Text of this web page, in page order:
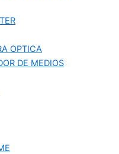
OPTICA
DE MEDIOS